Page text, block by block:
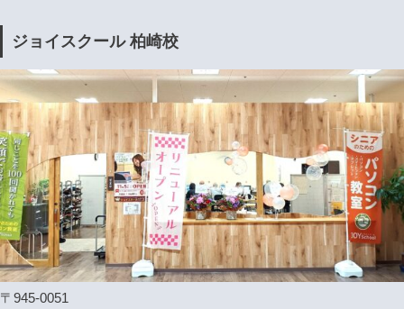
ジョイスクール 柏崎校
〒945-0051